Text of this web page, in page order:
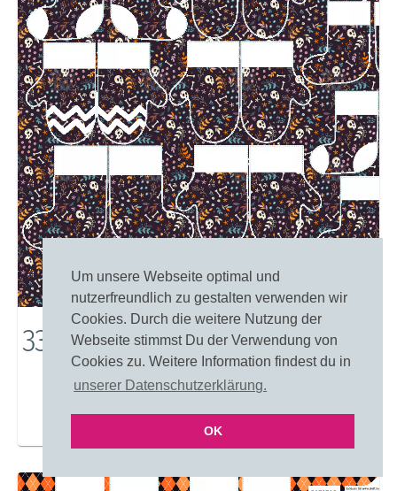
Um unsere Webseite optimal und
nutzerfreundlich zu gestalten verwenden wir
Cookies. Durch die weitere Nutzung der
Webseite stimmst Du der Verwendung von
Cookies zu. Weitere Information findest du in
unserer Datenschutzerklärung.
OK
33987: Gruselige Stimmung